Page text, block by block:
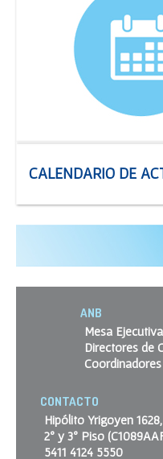
de los Cuerpos Activos
República Argentina.
CALENDARIO DE
ANB
Mesa Ejecutiva
Directores de
CONTACTO
Hipólito Yrigoyen 1628,
2º y 3º Piso
5411 4124 5550